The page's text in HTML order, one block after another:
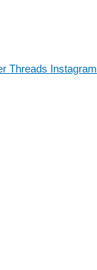
Threads Instagram